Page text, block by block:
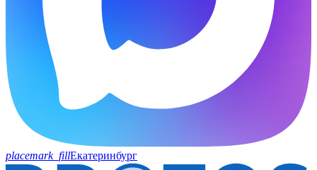
placemark_fillЕкатеринбург